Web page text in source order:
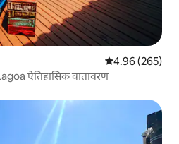
औसत रेटिंग 5 में से
4.96 (265)
ऐतिहासिक वातावरण